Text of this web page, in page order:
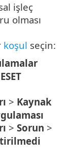
işleç
olması
koşul seçin:
ESET
> Kaynak
> Sorun >